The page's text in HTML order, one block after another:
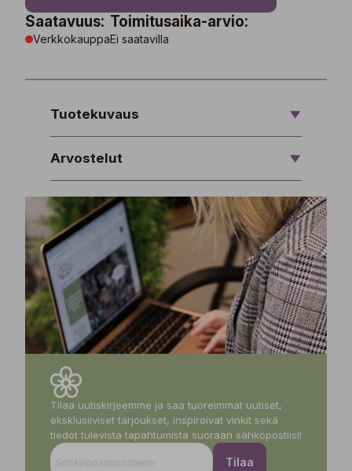
Saatavuus:
Verkkokauppa
Toimitusaika-arvio:
Ei saatavilla
Tuotekuvaus
Arvostelut
Tilaa uutiskirjeemme ja saa tuoreimmat uutiset,
eksklusiiviset tarjoukset, inspiroivat vinkit sekä
tiedot tulevista tapahtumista suoraan sähköpostiisi!
Tilaa